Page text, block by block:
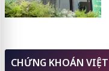
CHỨNG KHOÁN